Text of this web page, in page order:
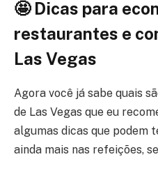
🤩 Dicas para
restaurantes e
Las Vegas
Agora você já sabe quais
de Las Vegas que eu
algumas dicas que podem
ainda mais nas refeições, se